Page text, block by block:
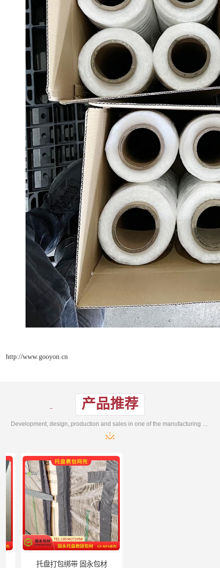
http://www.gooyon.cn
产品推荐
Development, design, production and sales in one of the manufacturing enterprises
托盘打包绑带 固永包材